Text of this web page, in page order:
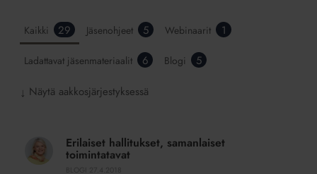
Kaikki 29 Jäsenohjeet 5 Webinaarit 1
Ladattavat jäsenmateriaalit 6 Blogi 5
↓ Näytä aakkosjärjestyksessä
hallitukset,
samanlaiset
toimintatavat
Erilaiset hallitukset, samanlaiset
toimintatavat